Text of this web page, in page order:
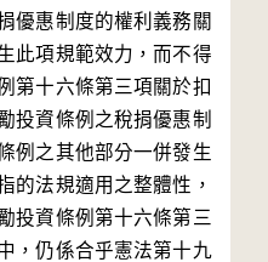
優惠制度的權利義務關
此項規範效力，而不得
第十六條第三項關於扣
投資條例之稅捐優惠制
例之其他部分一併發生
的法規適用之整體性，
投資條例第十六條第三
，仍係合乎憲法第十九